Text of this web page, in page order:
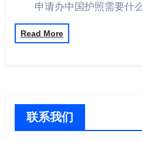
申请办中国护照需
Read More
联系我们